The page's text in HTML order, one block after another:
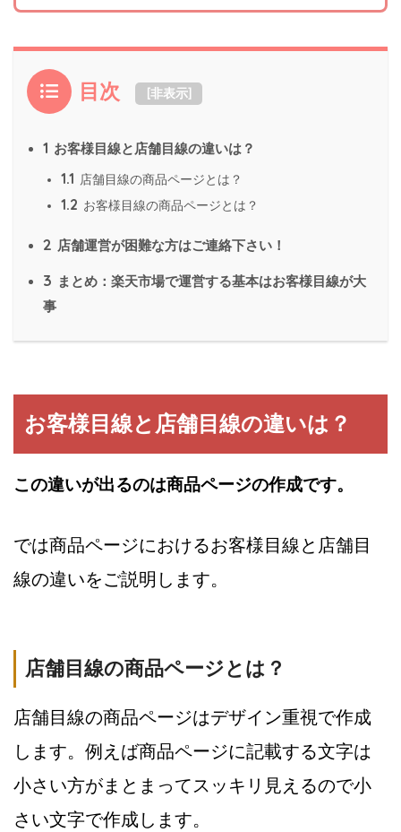
目次 [非表示]
1 お客様目線と店舗目線の違いは？
1.1 店舗目線の商品ページとは？
1.2 お客様目線の商品ページとは？
2 店舗運営が困難な方はご連絡下さい！
3 まとめ：楽天市場で運営する基本はお客様目線が大
事
お客様目線と店舗目線の違いは？
この違いが出るのは商品ページの作成です。
では商品ページにおけるお客様目線と店舗目
線の違いをご説明します。
店舗目線の商品ページとは？
店舗目線の商品ページはデザイン重視で作成
します。例えば商品ページに記載する文字は
小さい方がまとまってスッキリ見えるので小
さい文字で作成します。